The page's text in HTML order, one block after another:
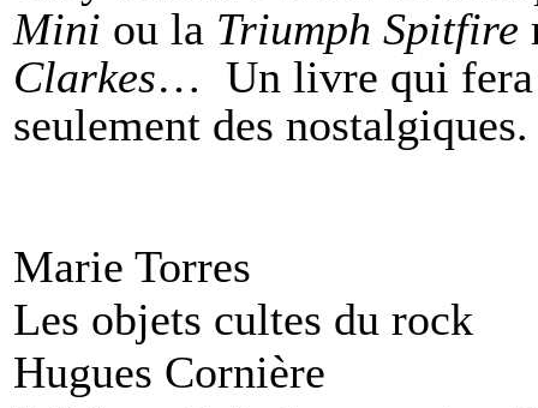
Mini ou la Triumph Spitfire
Clarkes… Un livre qui fera
seulement des nostalgiques.
Marie Torres
Les objets cultes du rock
Hugues Cornière